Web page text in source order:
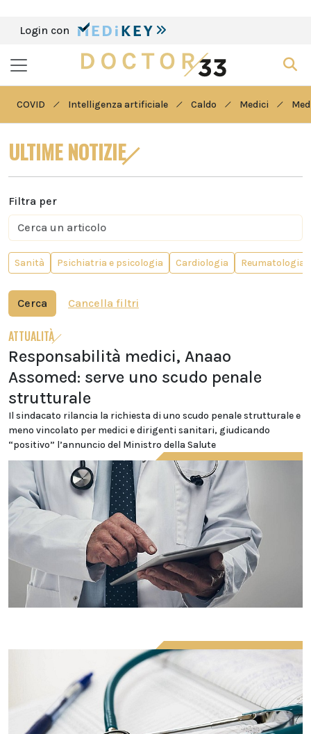
Login con
COVID Intelligenza artificiale Caldo Medici
ULTIME NOTIZIE
Filtra per
Sanità Psichiatria e psicologia Cardiologia Reumatologia
Cerca Cancella filtri
ATTUALITÀ
Responsabilità medici, Anaao
Assomed: serve uno scudo penale
strutturale
Il sindacato rilancia la richiesta di uno scudo penale strutturale e
meno vincolato per medici e dirigenti sanitari, giudicando
“positivo” l’annuncio del Ministro della Salute